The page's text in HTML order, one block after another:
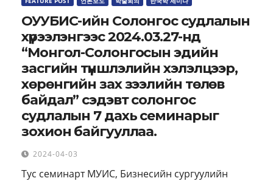
ОУУБИС-ийн Солонгос судлалын
хүрээлэнгээс 2024.03.27-нд
“Монгол-Солонгосын эдийн
засгийн түншлэлийн хэлэлцээр,
хөрөнгийн зах зээлийн төлөв
байдал” сэдэвт солонгос
судлалын 7 дахь семинарыг
зохион байгууллаа.
2024-04-03
Тус семинарт МУИС, Бизнесийн сургуулийн